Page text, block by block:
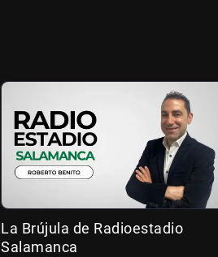
La Brújula de Radioestadio
Salamanca